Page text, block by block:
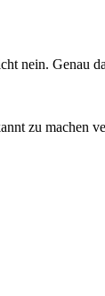
nein. Genau
zu machen